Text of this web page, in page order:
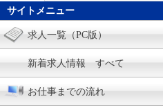
サイトメニュー
求人一覧（PC版）
新着求人情報 すべて
お仕事までの流れ